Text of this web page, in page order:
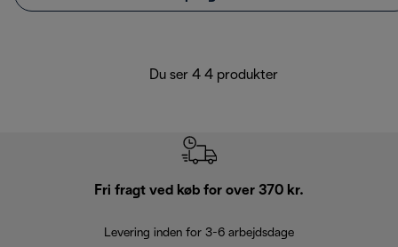
Du ser 4 4 produkter
Fri fragt ved køb for over 370 kr.
Levering inden for 3-6 arbejdsdage